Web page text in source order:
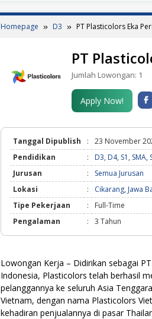
Homepage D3 PT Plasticolors Eka
PT
Jumlah Lowongan: 1
Apply Now!
Tanggal Dipublish :
23 November
Pendidikan
: D3, D4, S1 , SMA,
Jurusan
:
Semua Jurusan
Lokasi
: Cikarang, Jawa
Tipe Pekerjaan
:
Full-Time
Pengalaman
: 3 Tahun
Lowongan Kerja – Didirikan sebagai
Indonesia, Plasticolors telah berhasil
pelanggannya ke seluruh Asia
Vietnam, dengan nama Plasticolors
kehadiran penjualannya di pasar